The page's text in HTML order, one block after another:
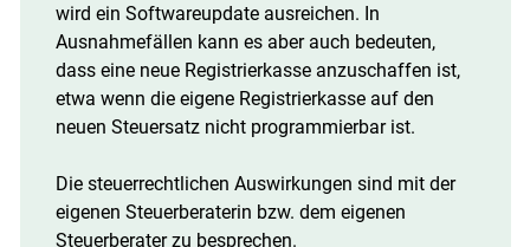
wird ein Softwareupdate ausreichen. In
Ausnahmefällen kann es aber auch bedeuten,
dass eine neue Registrierkasse anzuschaffen ist,
etwa wenn die eigene Registrierkasse auf den
neuen Steuersatz nicht programmierbar ist.
Die steuerrechtlichen Auswirkungen sind mit der
eigenen Steuerberaterin bzw. dem eigenen
Steuerberater zu besprechen.